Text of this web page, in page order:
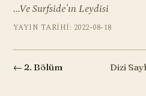
...Ve Surfside'ın Leydisi
YAYIN TARIHI: 2022-08-18
← 2. Bölüm Dizi